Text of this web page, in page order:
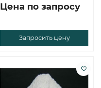
Цена по запросу
Запросить цену